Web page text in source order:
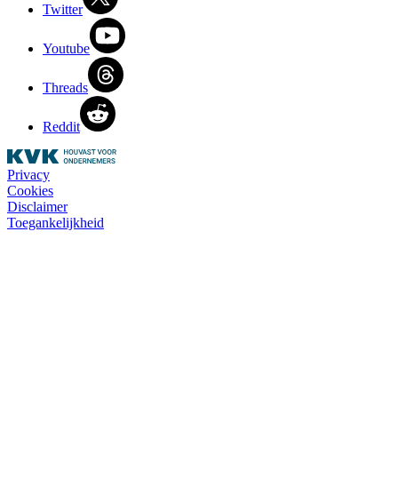
Twitter
Youtube
Threads
Reddit
Privacy
Cookies
Disclaimer
Toegankelijkheid